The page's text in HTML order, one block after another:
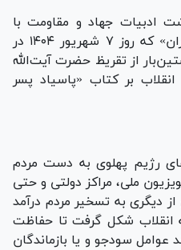
ادبیات جهاد و مقاومت با
عنوان رویداد ملی «آزادگان ایران» که روز ۷ شهریور ۱۴۰۴ در
از تقریظ حضرت آیت‌الله
بر کتاب «پاسیاد پسر
پایگاه‌های رژیم پهلوی به دست مردم
ملی، مراکز دولتی و حتی
دیگری به تسخیر مردم درآمد
انقلاب شکل گرفت تا حفاظت
عوامل سودجو و یا بازماندگان